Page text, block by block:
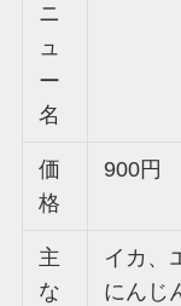
ニ
ュ
ー
名
価
格
900円
主
な
イカ、
にんじ